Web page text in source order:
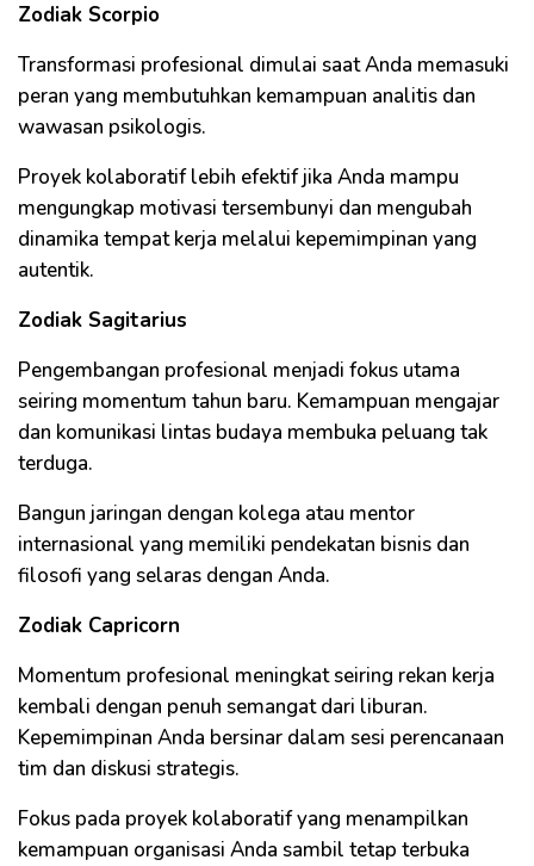
Zodiak Scorpio
Transformasi profesional dimulai saat Anda memasuki
peran yang membutuhkan kemampuan analitis dan
wawasan psikologis.
Proyek kolaboratif lebih efektif jika Anda mampu
mengungkap motivasi tersembunyi dan mengubah
dinamika tempat kerja melalui kepemimpinan yang
autentik.
Zodiak Sagitarius
Pengembangan profesional menjadi fokus utama
seiring momentum tahun baru. Kemampuan mengajar
dan komunikasi lintas budaya membuka peluang tak
terduga.
Bangun jaringan dengan kolega atau mentor
internasional yang memiliki pendekatan bisnis dan
filosofi yang selaras dengan Anda.
Zodiak Capricorn
Momentum profesional meningkat seiring rekan kerja
kembali dengan penuh semangat dari liburan.
Kepemimpinan Anda bersinar dalam sesi perencanaan
tim dan diskusi strategis.
Fokus pada proyek kolaboratif yang menampilkan
kemampuan organisasi Anda sambil tetap terbuka